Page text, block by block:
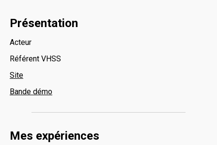
Présentation
Acteur
Référent VHSS
Site
Bande démo
Mes expériences